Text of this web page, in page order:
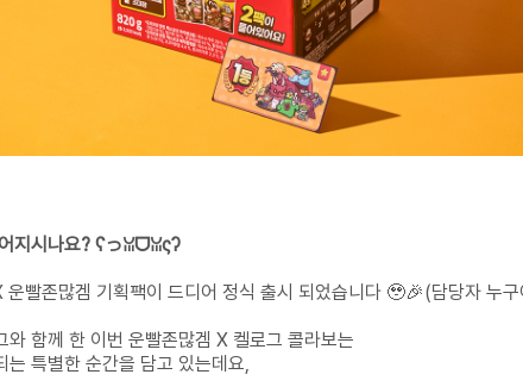
지시나요? ʕっꈍᗜꈍςʔ
빨존많겜 기획팩이 드디어 정식 출시 되었습니다 🥹🎉(담당자 누
와 함께 한 이번 운빨존많겜 X 켈로그 콜라보는
는 특별한 순간을 담고 있는데요,